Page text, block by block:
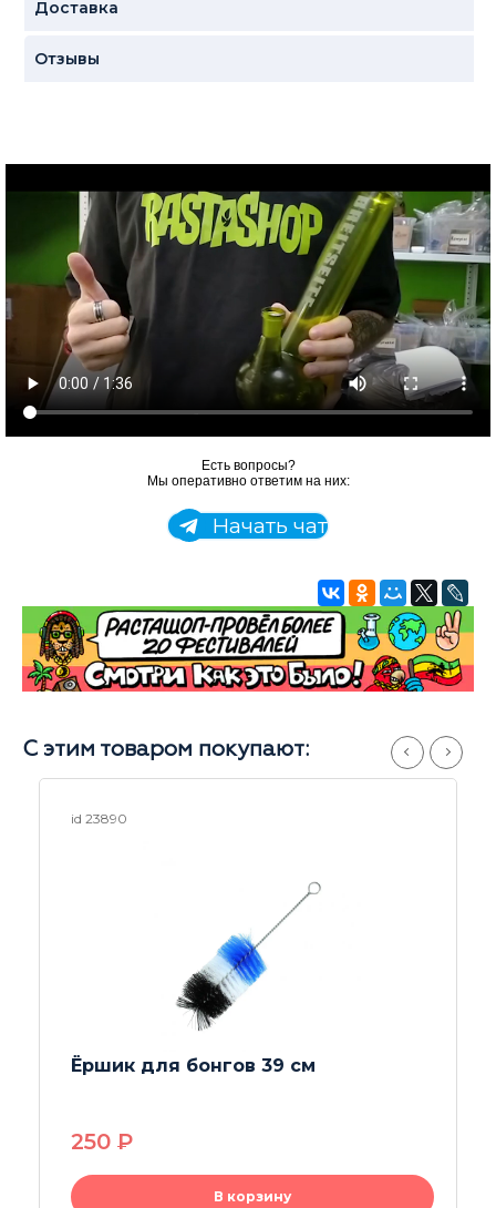
Доставка
Отзывы
Есть вопросы?
Мы оперативно ответим на них:
Начать чат
С этим товаром покупают:
id 22867
Гриндер акриловый Rastashop
250 P
В корзину